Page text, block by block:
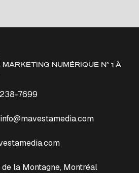
NUMÉRIQUE N° 1 À
7699
la Montagne, Montréal